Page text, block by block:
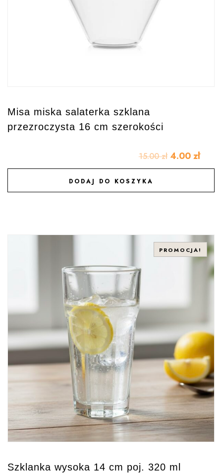
Misa miska salaterka szklana
przezroczysta 16 cm szerokości
15.00zł 4.00 zł
DODAJ DO KOSZYKA
DODAJ DO ULUBIONYCH
PROMOCJA!
Szklanka wysoka 14 cm poj. 320 ml